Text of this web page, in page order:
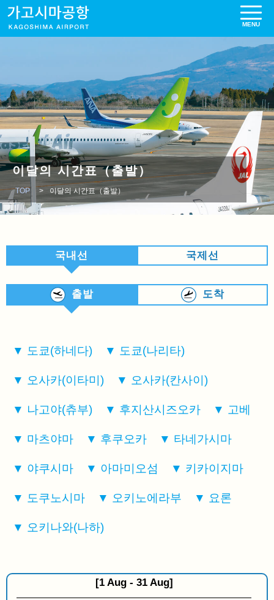
이달의 시간표（출발）
TOP 이달의 시간표（출발）
국내선 국제선
출발 도착
도쿄(하네다) 도쿄(나리타)
오사카(이타미) 오사카(칸사이)
나고야(츄부) 후지산시즈오카 고베
마츠야마 후쿠오카 타네가시마
야쿠시마 아마미오섬 키카이지마
도쿠노시마 오키노에라부 요론
오키나와(나하)
[1 Aug - 31 Aug]